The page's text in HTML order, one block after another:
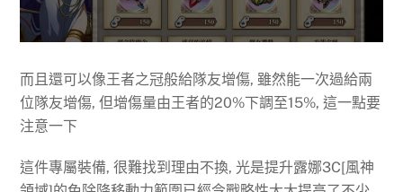
而且還可以像王者之冠般給隊友增傷, 雖然能一次過給兩
位隊友增傷, 但增傷量由王者的20%下調至15%, 這一點要
注意一下
這件專屬裝備, 很難找到理由不換, 光是提升露娜3C[風神